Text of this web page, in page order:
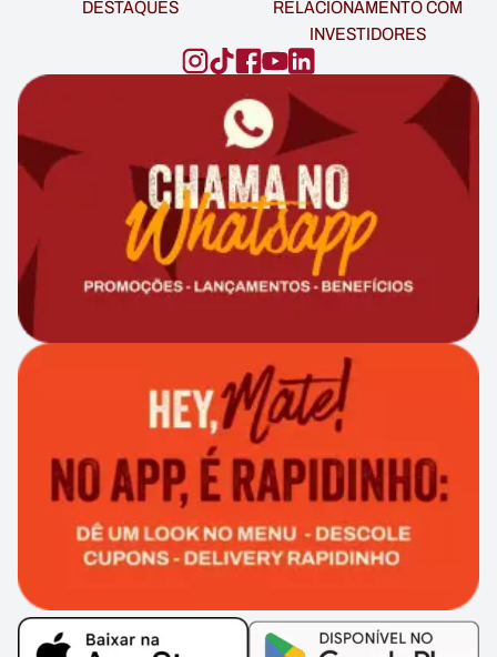
DESTAQUES
RELACIONAMENTO COM
INVESTIDORES